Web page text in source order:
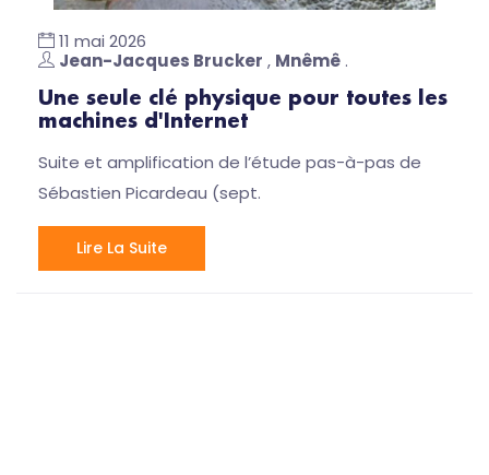
11 mai 2026
Jean-Jacques Brucker , Mnêmê .
Une seule clé physique pour toutes les
machines d'Internet
Suite et amplification de l’étude pas-à-pas de
Sébastien Picardeau (sept.
Lire La Suite